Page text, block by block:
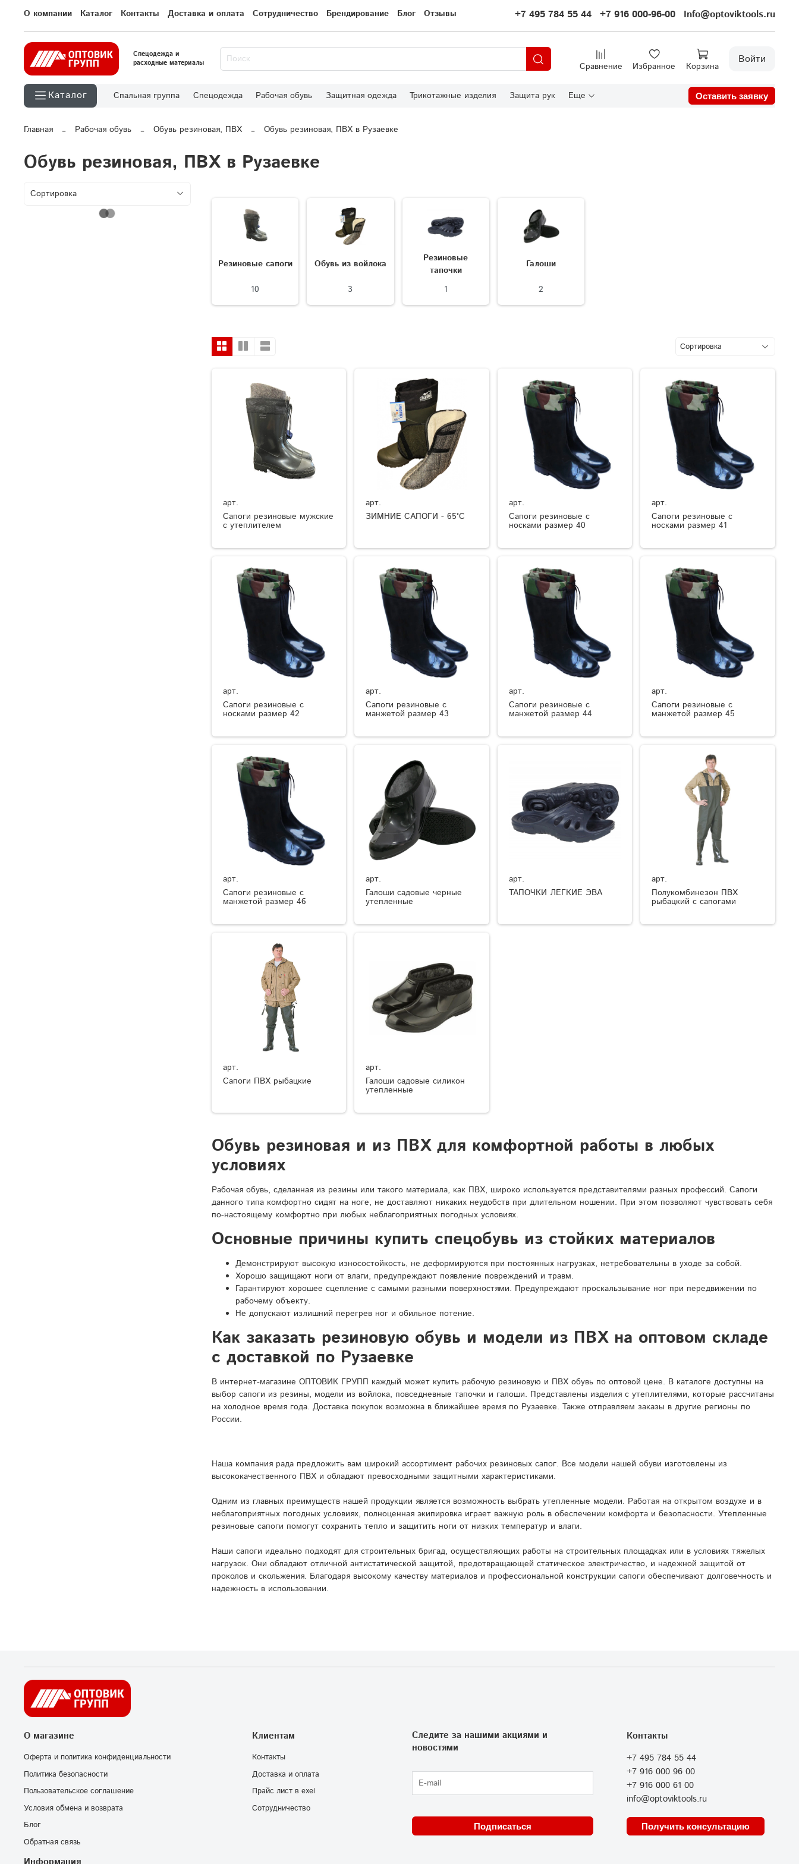
О компании Каталог Контакты Доставка и оплата Сотрудничество Брендирование Блог Отзывы +7 495 784 55 44 +7 916 000-96-00 Info@optoviktools.ru
Спецодежда и
расходные материалы
Сравнение Избранное Корзина
Войти
Каталог Спальная группа Спецодежда Рабочая обувь Защитная одежда Трикотажные изделия Защита рук Еще Оставить заявку
Главная Рабочая обувь Обувь резиновая, ПВХ Обувь резиновая, ПВХ в Рузаевке
Обувь резиновая, ПВХ в Рузаевке
Резиновые сапоги
10
Обувь из войлока
3
Резиновые
тапочки
1
Галоши
2
арт.
Сапоги резиновые мужские
с утеплителем
арт.
ЗИМНИЕ САПОГИ - 65°C
арт.
Сапоги резиновые с
носками размер 40
арт.
Сапоги резиновые с
носками размер 41
арт.
Сапоги резиновые с
носками размер 42
арт.
Сапоги резиновые с
манжетой размер 43
арт.
Сапоги резиновые с
манжетой размер 44
арт.
Сапоги резиновые с
манжетой размер 45
арт.
Сапоги резиновые с
манжетой размер 46
арт.
Галоши садовые черные
утепленные
арт.
ТАПОЧКИ ЛЕГКИЕ ЭВА
арт.
Полукомбинезон ПВХ
рыбацкий с сапогами
арт.
Сапоги ПВХ рыбацкие
арт.
Галоши садовые силикон
утепленные
Обувь резиновая и из ПВХ для комфортной работы в любых
условиях
Рабочая обувь, сделанная из резины или такого материала, как ПВХ, широко используется представителями разных профессий. Сапоги
данного типа комфортно сидят на ноге, не доставляют никаких неудобств при длительном ношении. При этом позволяют чувствовать себя
по-настоящему комфортно при любых неблагоприятных погодных условиях.
Основные причины купить спецобувь из стойких материалов
Демонстрируют высокую износостойкость, не деформируются при постоянных нагрузках, нетребовательны в уходе за собой.
Хорошо защищают ноги от влаги, предупреждают появление повреждений и травм.
Гарантируют хорошее сцепление с самыми разными поверхностями. Предупреждают проскальзывание ног при передвижении по
рабочему объекту.
Не допускают излишний перегрев ног и обильное потение.
Как заказать резиновую обувь и модели из ПВХ на оптовом складе
с доставкой по Рузаевке
В интернет-магазине ОПТОВИК ГРУПП каждый может купить рабочую резиновую и ПВХ обувь по оптовой цене. В каталоге доступны на
выбор сапоги из резины, модели из войлока, повседневные тапочки и галоши. Представлены изделия с утеплителями, которые рассчитаны
на холодное время года. Доставка покупок возможна в ближайшее время по Рузаевке. Также отправляем заказы в другие регионы по
России.
Наша компания рада предложить вам широкий ассортимент рабочих резиновых сапог. Все модели нашей обуви изготовлены из
высококачественного ПВХ и обладают превосходными защитными характеристиками.
Одним из главных преимуществ нашей продукции является возможность выбрать утепленные модели. Работая на открытом воздухе и в
неблагоприятных погодных условиях, полноценная экипировка играет важную роль в обеспечении комфорта и безопасности. Утепленные
резиновые сапоги помогут сохранить тепло и защитить ноги от низких температур и влаги.
Наши сапоги идеально подходят для строительных бригад, осуществляющих работы на строительных площадках или в условиях тяжелых
нагрузок. Они обладают отличной антистатической защитой, предотвращающей статическое электричество, и надежной защитой от
проколов и скольжения. Благодаря высокому качеству материалов и профессиональной конструкции сапоги обеспечивают долговечность и
надежность в использовании.
О магазине
Оферта и политика конфиденциальности
Политика безопасности
Пользовательское соглашение
Условия обмена и возврата
Блог
Обратная связь
Клиентам
Контакты
Доставка и оплата
Прайс лист в exel
Сотрудничество
Контакты
+7 495 784 55 44
+7 916 000 96 00
+7 916 000 61 00
info@optoviktools.ru
Получить консультацию
Следите за нашими акциями и
новостями
Подписаться